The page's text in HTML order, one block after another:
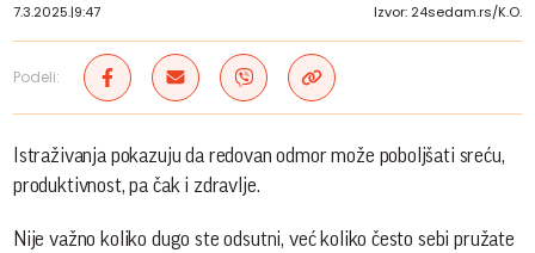
7.3.2025.|9:47 Izvor: 24sedam.rs/K.O.
Podeli:
Istraživanja pokazuju da redovan odmor može poboljšati sreću,
produktivnost, pa čak i zdravlje.
Nije važno koliko dugo ste odsutni, već koliko često sebi pružate